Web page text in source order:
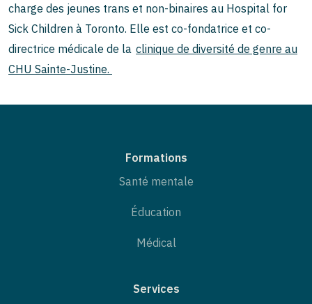
charge des jeunes trans et non-binaires au Hospital for
Sick Children à Toronto. Elle est co-fondatrice et co-
directrice médicale de la clinique de diversité de genre au
CHU Sainte-Justine.
Formations
Santé mentale
Éducation
Médical
Services